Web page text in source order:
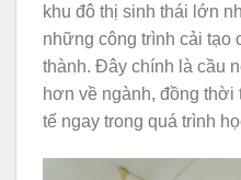
khu đô thị sinh thái lớn
những công trình cải tạo
thành. Đây chính là cầu
hơn về ngành, đồng
tế ngay trong quá trình